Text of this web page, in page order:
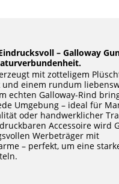
– Galloway
mit zotteligem
und einem rundum
echten Galloway-Rind
Umgebung – ideal für
oder handwerklicher
Accessoire wird
Werbeträger mit
– perfekt, um eine